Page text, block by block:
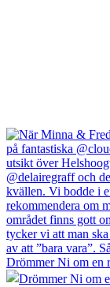
Drömmer Ni om en